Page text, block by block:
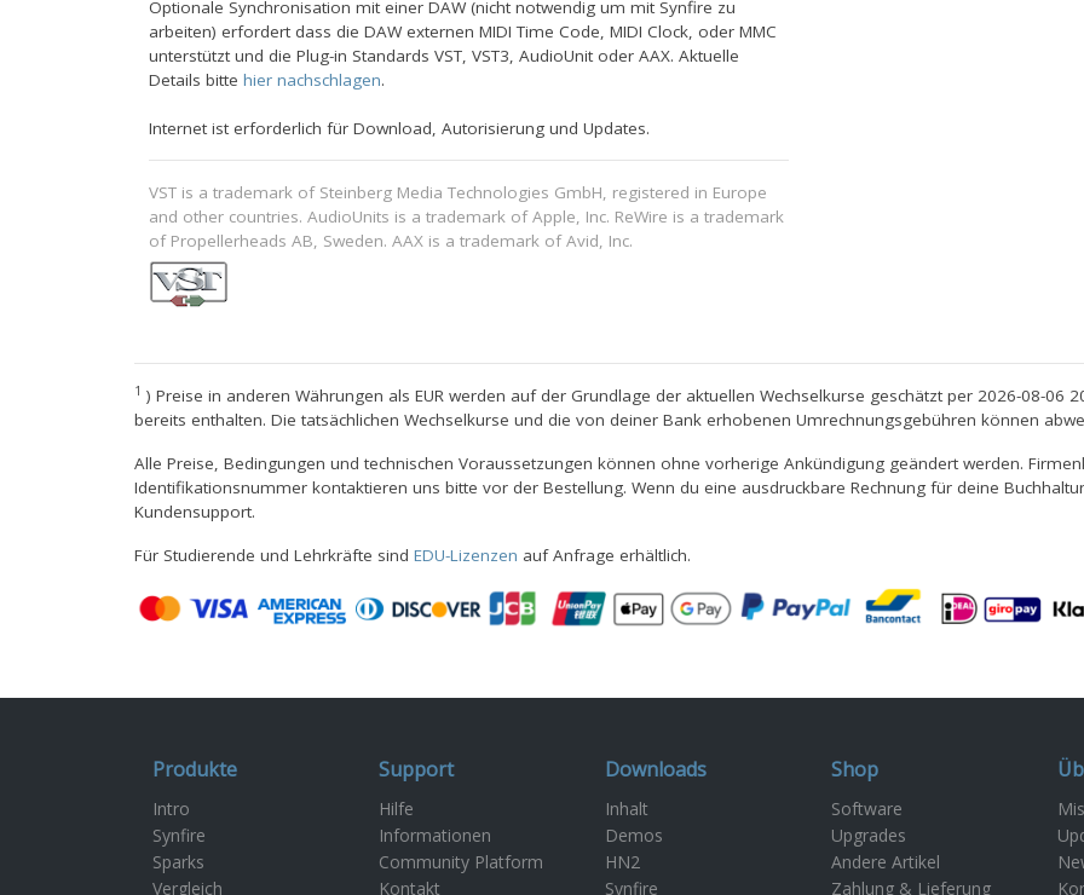
Optionale Synchronisation mit einer DAW (nicht notwendig um mit Synfire zu
arbeiten) erfordert dass die DAW externen MIDI Time Code, MIDI Clock, oder MMC
unterstützt und die Plug-in Standards VST, VST3, AudioUnit oder AAX. Aktuelle
Details bitte hier nachschlagen.
Internet ist erforderlich für Download, Autorisierung und Updates.
VST is a trademark of Steinberg Media Technologies GmbH, registered in Europe
and other countries. AudioUnits is a trademark of Apple, Inc. ReWire is a trademark
of Propellerheads AB, Sweden. AAX is a trademark of Avid, Inc.
1 ) Preise in anderen Währungen als EUR werden auf der Grundlage der aktuellen Wechselkurse geschätzt per 2026-08-06
bereits enthalten. Die tatsächlichen Wechselkurse und die von deiner Bank erhobenen Umrechnungsgebühren können
Alle Preise, Bedingungen und technischen Voraussetzungen können ohne vorherige Ankündigung geändert werden.
Identifikationsnummer kontaktieren uns bitte vor der Bestellung. Wenn du eine ausdruckbare Rechnung für deine
Kundensupport.
Für Studierende und Lehrkräfte sind EDU-Lizenzen auf Anfrage erhältlich.
Produkte
Intro
Synfire
Sparks
Vergleich
Support
Hilfe
Informationen
Community Platform
Kontakt
Downloads
Inhalt
Demos
HN2
Synfire
Shop
Software
Upgrades
Andere Artikel
Zahlung & Lieferung